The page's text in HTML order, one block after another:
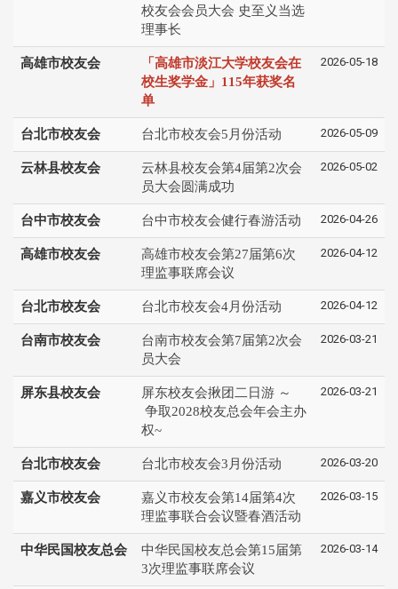
校友会会员大会 史至义当选
理事长
高雄市校友会
「高雄市淡江大学校友会在
校生奖学金」115年获奖名
单
2026-05-18
台北市校友会 台北市校友会5月份活动 2026-05-09
云林县校友会
云林县校友会第4届第2次会
员大会圆满成功
2026-05-02
台中市校友会 台中市校友会健行春游活动 2026-04-26
高雄市校友会
高雄市校友会第27届第6次
理监事联席会议
2026-04-12
台北市校友会 台北市校友会4月份活动 2026-04-12
台南市校友会
台南市校友会第7届第2次会
员大会
2026-03-21
屏东县校友会
屏东校友会揪团二日游 ～
争取2028校友总会年会主办
权~
2026-03-21
台北市校友会 台北市校友会3月份活动 2026-03-20
嘉义市校友会
嘉义市校友会第14届第4次
理监事联合会议暨春酒活动
2026-03-15
中华民国校友总会
中华民国校友总会第15届第
3次理监事联席会议
2026-03-14